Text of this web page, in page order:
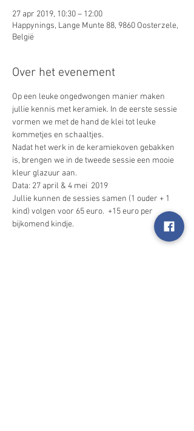
27 apr 2019, 10:30 – 12:00
Happynings, Lange Munte 88, 9860 Oosterzele,
België
Over het evenement
Op een leuke ongedwongen manier maken
jullie kennis met keramiek. In de eerste sessie
vormen we met de hand de klei tot leuke
Nadat het werk in de keramiekoven gebakken
is, brengen we in de tweede sessie een mooie
Data: 27 april & 4 mei  2019
Jullie kunnen de sessies samen (1 ouder + 1
kind) volgen voor 65 euro.  +15 euro per